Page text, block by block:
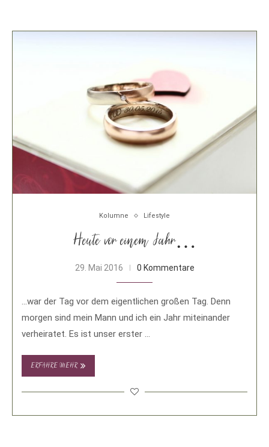
Kolumne Lifestyle
Heute vor einem Jahr…
29. Mai 2016 0 Kommentare
…war der Tag vor dem eigentlichen großen Tag. Denn
morgen sind mein Mann und ich ein Jahr miteinander
verheiratet. Es ist unser erster …
ERFAHRE MEHR